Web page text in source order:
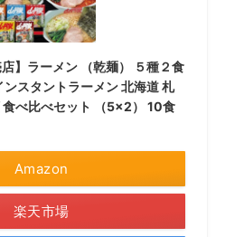
】ラーメン （乾麺） ５種２食
ンスタントラーメン 北海道 札
食べ比べセット （5×2） 10食
Amazon
楽天市場